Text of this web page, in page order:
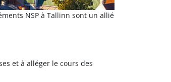
NSP à Tallinn sont un allié
et à alléger le cours des